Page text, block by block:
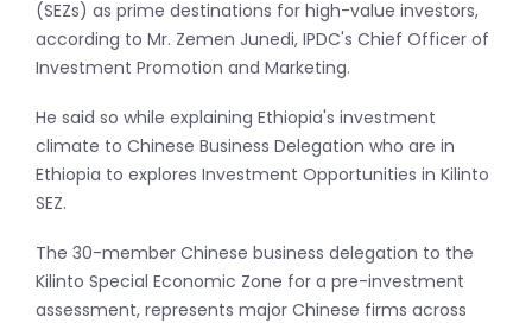
(SEZs) as prime destinations for high-value investors,
according to Mr. Zemen Junedi, IPDC's Chief Officer of
Investment Promotion and Marketing.
He said so while explaining Ethiopia's investment
climate to Chinese Business Delegation who are in
Ethiopia to explores Investment Opportunities in Kilinto
SEZ.
The 30-member Chinese business delegation to the
Kilinto Special Economic Zone for a pre-investment
assessment, represents major Chinese firms across